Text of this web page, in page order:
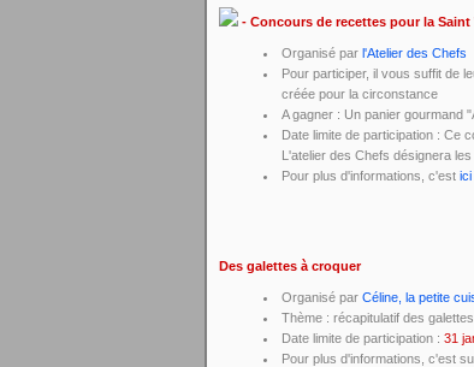
- Concours de recettes pour la Saint
Organisé par l'Atelier des Chefs
Pour participer, il vous suffit de
créée pour la circonstance
A gagner : Un panier gourmand
Date limite de participation : Ce
L'atelier des Chefs désignera
Pour plus d'informations, c'est ici
Des galettes à croquer
Organisé par Céline, la petite
Thème : récapitulatif des
Date limite de participation : 31
Pour plus d'informations, c'est